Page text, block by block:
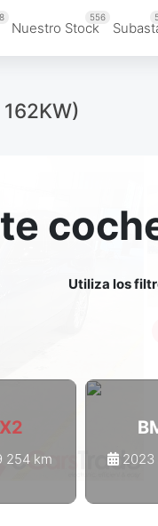
Nuestro Stock
556
Utiliza los
X2
254 km 2023